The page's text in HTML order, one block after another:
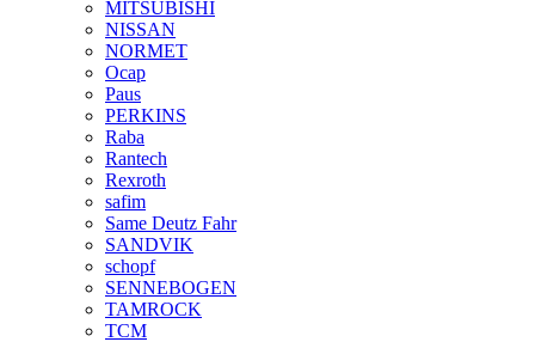
MITSUBISHI
NISSAN
NORMET
Ocap
Paus
PERKINS
Raba
Rantech
Rexroth
safim
Same Deutz Fahr
SANDVIK
schopf
SENNEBOGEN
TAMROCK
TCM